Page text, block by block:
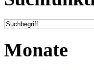
Monate